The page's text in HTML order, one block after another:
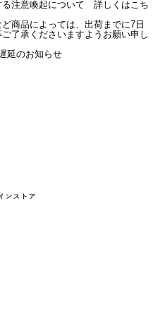
る注意喚起について 詳しくはこち
商品によっては、出荷までに7日
了承くださいますようお願い申し
延のお知らせ